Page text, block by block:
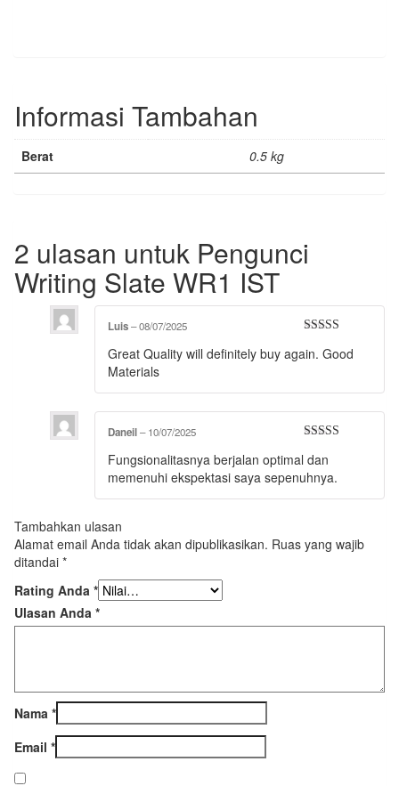
Informasi Tambahan
Berat 0.5 kg
2 ulasan untuk Pengunci
Writing Slate WR1 IST
dari 5
Luis–08/07/2025
Great Quality will definitely buy again. Good
Materials
dari 5
Daneil– 10/07/2025
Fungsionalitasnya berjalan optimal dan
memenuhi ekspektasi saya sepenuhnya.
Tambahkan ulasan
Alamat email Anda tidak akan dipublikasikan. Ruas yang wajib
ditandai *
Rating Anda *
Ulasan Anda *
Nama *
Email *